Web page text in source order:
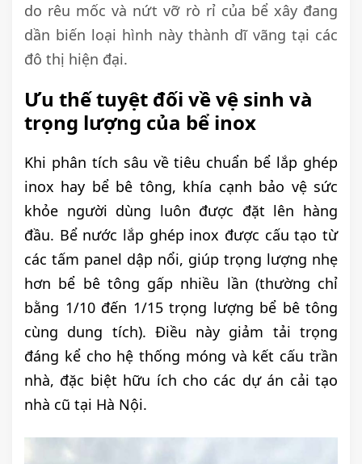
do rêu mốc và nứt vỡ rò rỉ của bể xây đang
dần biến loại hình này thành dĩ vãng tại các
đô thị hiện đại.
Ưu thế tuyệt đối về vệ sinh và
trọng lượng của bể inox
Khi phân tích sâu về tiêu chuẩn bể lắp ghép
inox hay bể bê tông, khía cạnh bảo vệ sức
khỏe người dùng luôn được đặt lên hàng
đầu. Bể nước lắp ghép inox được cấu tạo từ
các tấm panel dập nổi, giúp trọng lượng nhẹ
hơn bể bê tông gấp nhiều lần (thường chỉ
bằng 1/10 đến 1/15 trọng lượng bể bê tông
cùng dung tích). Điều này giảm tải trọng
đáng kể cho hệ thống móng và kết cấu trần
nhà, đặc biệt hữu ích cho các dự án cải tạo
nhà cũ tại Hà Nội.